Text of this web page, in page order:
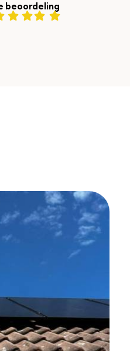
beoordeling